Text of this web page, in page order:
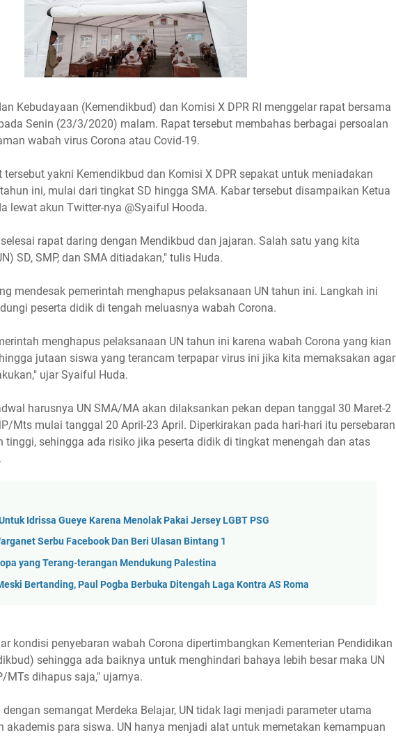
Kebudayaan (Kemendikbud) dan Komisi X DPR RI menggelar rapat bersama
Senin (23/3/2020) malam. Rapat tersebut membahas berbagai persoalan
wabah virus Corona atau Covid-19.
yakni Kemendikbud dan Komisi X DPR sepakat untuk meniadakan
ini, mulai dari tingkat SD hingga SMA. Kabar tersebut disampaikan Ketua
lewat akun Twitter-nya @Syaiful Hooda.
rapat daring dengan Mendikbud dan jajaran. Salah satu yang kita
SD, SMP, dan SMA ditiadakan," tulis Huda.
mendesak pemerintah menghapus pelaksanaan UN tahun ini. Langkah ini
peserta didik di tengah meluasnya wabah Corona.
menghapus pelaksanaan UN tahun ini karena wabah Corona yang kian
jutaan siswa yang terancam terpapar virus ini jika kita memaksakan agar
ujar Syaiful Huda.
harusnya UN SMA/MA akan dilaksankan pekan depan tanggal 30 Maret-2
Mts mulai tanggal 20 April-23 April. Diperkirakan pada hari-hari itu persebaran
tinggi, sehingga ada risiko jika peserta didik di tingkat menengah dan atas
Idrissa Gueye Karena Menolak Pakai Jersey LGBT PSG
Serbu Facebook Dan Beri Ulasan Bintang 1
yang Terang-terangan Mendukung Palestina
Bertanding, Paul Pogba Berbuka Ditengah Laga Kontra AS Roma
kondisi penyebaran wabah Corona dipertimbangkan Kementerian Pendidikan
sehingga ada baiknya untuk menghindari bahaya lebih besar maka UN
dihapus saja," ujarnya.
semangat Merdeka Belajar, UN tidak lagi menjadi parameter utama
akademis para siswa. UN hanya menjadi alat untuk memetakan kemampuan